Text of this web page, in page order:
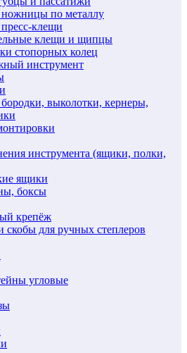
по металлу
клещи
клещи и щипцы
стопорных колец
инструмент
выколотки, кернеры,
инструмента (ящики, полки,
ящики
боксы
крепёж
скобы для ручных степлеров
угловые